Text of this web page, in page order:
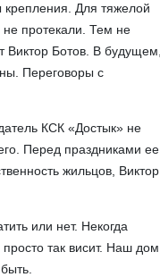
Для тяжелой
не протекали. Тем не
Виктор Ботов. В будущем,
Переговоры с
КСК «Достык» не
Перед праздниками ее
жильцов, Виктор
или нет. Некогда
так висит. Наш дом,